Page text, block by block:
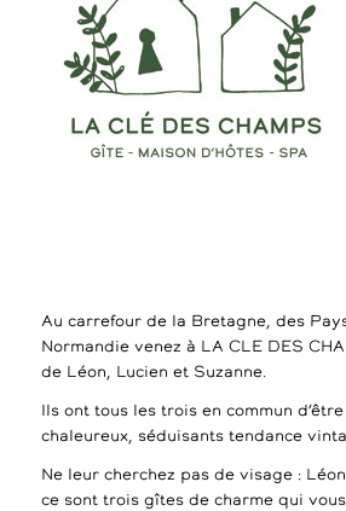
Au carrefour de la Bretagne, des
Normandie venez à LA CLE DES
de Léon, Lucien et Suzanne.
Ils ont tous les trois en commun
chaleureux, séduisants tendance
Ne leur cherchez pas de visage :
ce sont trois gîtes de charme qui